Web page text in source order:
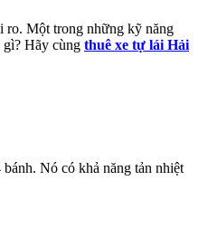
ro. Một trong những kỹ năng
gì? Hãy cùng thuê xe tự lái Hải
Nó có khả năng tản nhiệt